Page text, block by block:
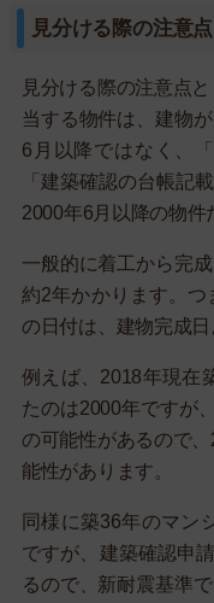
見分ける際の注意点
見分ける際の注意点
当する物件は、建物
6月以降ではなく、
「建築確認の台帳記
2000年6月以降の物件
一般的に着工から完
約2年かかります。つ
の日付は、建物完成
例えば、2018年現在
たのは2000年ですが
の可能性があるので
能性があります。
同様に築36年のマン
ですが、建築確認申
るので、新耐震基準